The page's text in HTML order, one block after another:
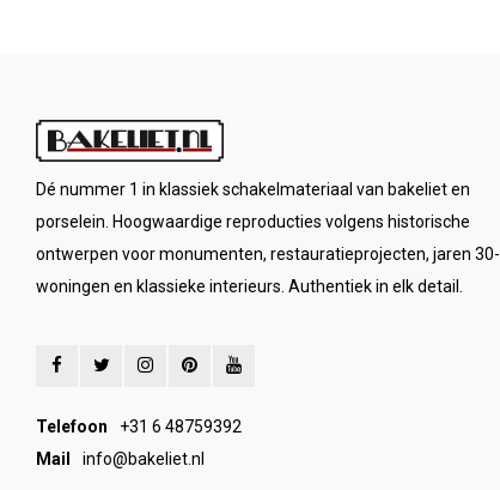
Dé nummer 1 in klassiek schakelmateriaal van bakeliet en
porselein. Hoogwaardige reproducties volgens historische
ontwerpen voor monumenten, restauratieprojecten, jaren 30-
woningen en klassieke interieurs. Authentiek in elk detail.
Telefoon
+31 6 48759392
Mail
info@bakeliet.nl